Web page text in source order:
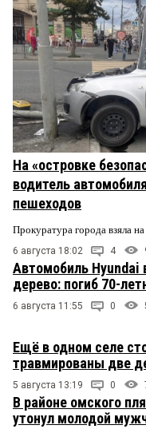
На «островке
водитель
пешеходов
Прокуратура города взяла
6 августа 18:02 4
Автомобиль Hyundai
дерево: погиб 70-
6 августа 11:55 0
Ещё в одном селе
травмированы две
5 августа 13:19 0
В районе омского
утонул молодой